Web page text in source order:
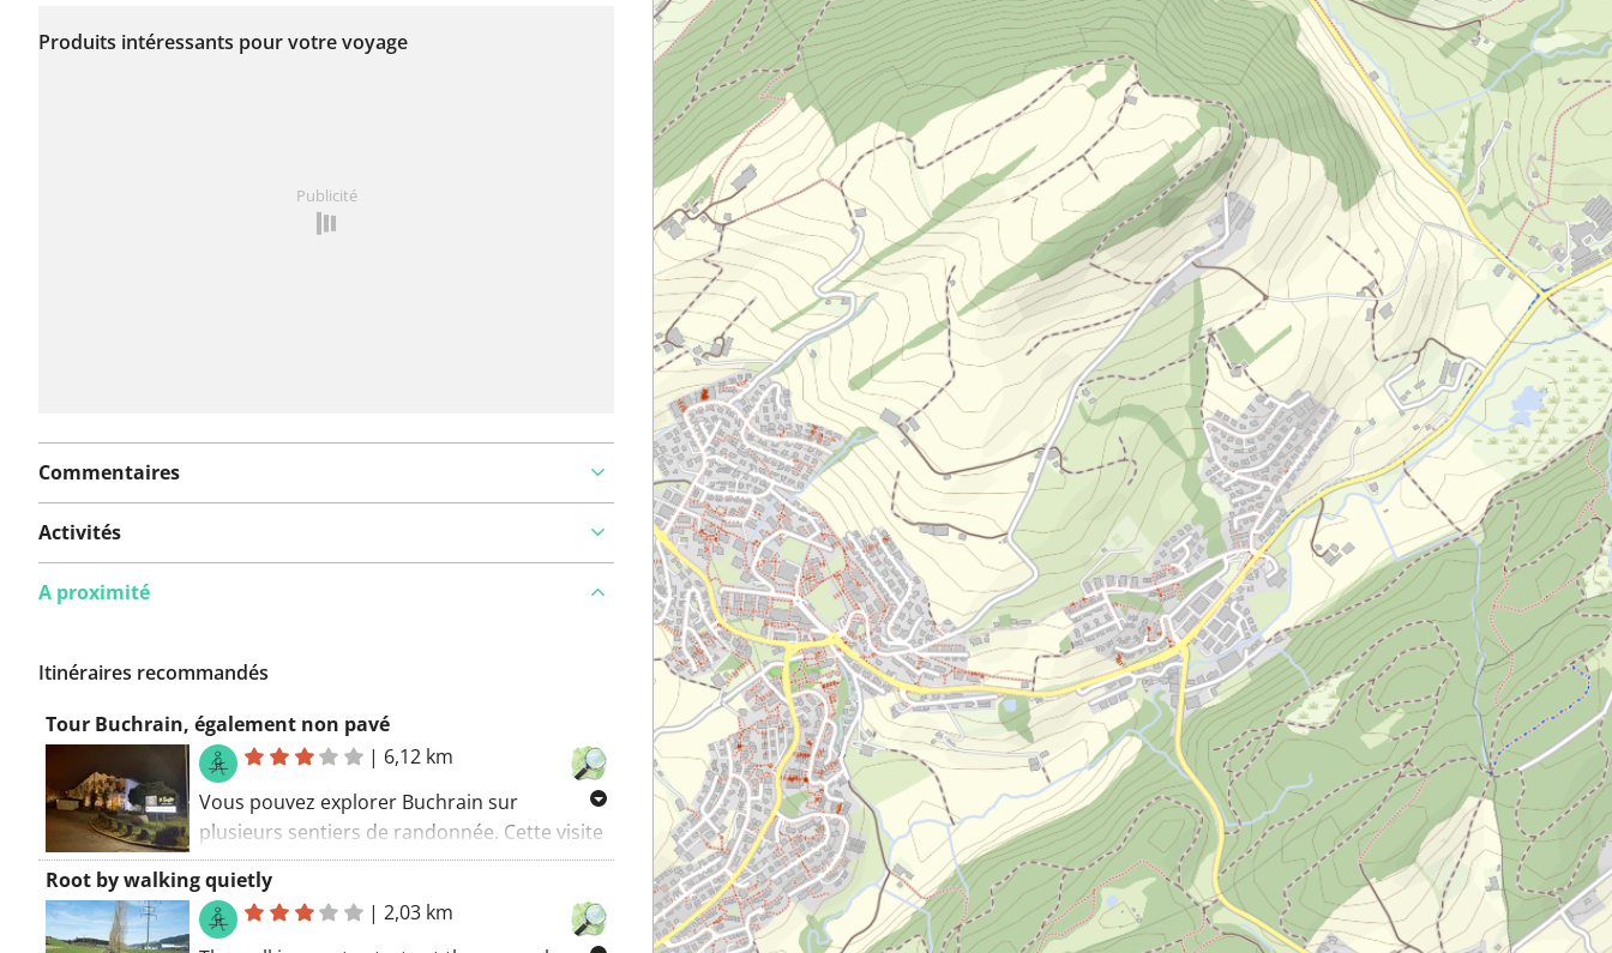
encore été signalé sur
Produits intéressants pour votre voyage
Publicité
Commentaires
Activités
A proximité
Itinéraires recommandés
Tour Buchrain, également non pavé
| 6,12 km
Vous pouvez explorer Buchrain sur
plusieurs sentiers de randonnée. Cette visite
coïncide avec un sentier GR. L’itinéraire
pédestre commence au parking. Découvrez
la région sur des chemins de terre.
Root by walking quietly
|2,03 km